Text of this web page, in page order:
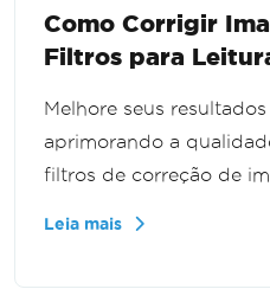
Como Corrigir
Filtros para
Melhore seus
aprimorando a
filtros de correção de
Leia mais